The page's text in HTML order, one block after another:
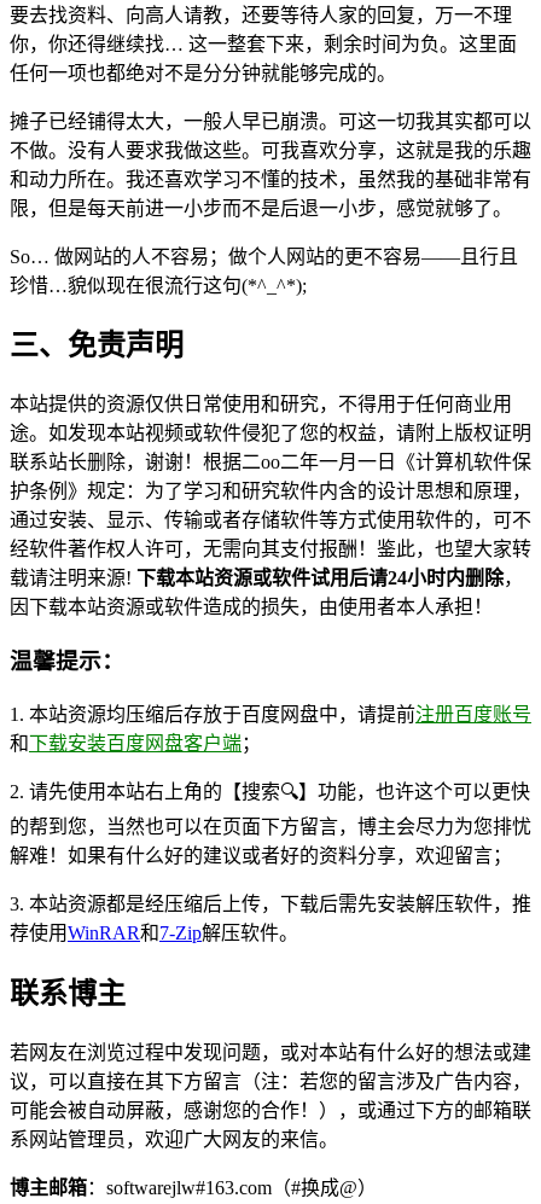
要去找资料、向高人请教，还要等待人家的回复，万一不理
你，你还得继续找… 这一整套下来，剩余时间为负。这里面
任何一项也都绝对不是分分钟就能够完成的。
摊子已经铺得太大，一般人早已崩溃。可这一切我其实都可以
不做。没有人要求我做这些。可我喜欢分享，这就是我的乐趣
和动力所在。我还喜欢学习不懂的技术，虽然我的基础非常有
限，但是每天前进一小步而不是后退一小步，感觉就够了。
So… 做网站的人不容易；做个人网站的更不容易——且行且
珍惜…貌似现在很流行这句(*^_^*);
三、免责声明
本站提供的资源仅供日常使用和研究，不得用于任何商业用
途。如发现本站视频或软件侵犯了您的权益，请附上版权证明
联系站长删除，谢谢！根据二oo二年一月一日《计算机软件保
护条例》规定：为了学习和研究软件内含的设计思想和原理，
通过安装、显示、传输或者存储软件等方式使用软件的，可不
经软件著作权人许可，无需向其支付报酬！鉴此，也望大家转
载请注明来源! 下载本站资源或软件试用后请24小时内删除，
因下载本站资源或软件造成的损失，由使用者本人承担！
温馨提示：
1. 本站资源均压缩后存放于百度网盘中，请提前注册百度账号
和下载安装百度网盘客户端；
2. 请先使用本站右上角的【搜索🔍】功能，也许这个可以更快
的帮到您，当然也可以在页面下方留言，博主会尽力为您排忧
解难！如果有什么好的建议或者好的资料分享，欢迎留言；
3. 本站资源都是经压缩后上传，下载后需先安装解压软件，推
荐使用WinRAR和7-Zip解压软件。
联系博主
若网友在浏览过程中发现问题，或对本站有什么好的想法或建
议，可以直接在其下方留言（注：若您的留言涉及广告内容，
可能会被自动屏蔽，感谢您的合作！），或通过下方的邮箱联
系网站管理员，欢迎广大网友的来信。
博主邮箱：softwarejlw#163.com（#换成@）